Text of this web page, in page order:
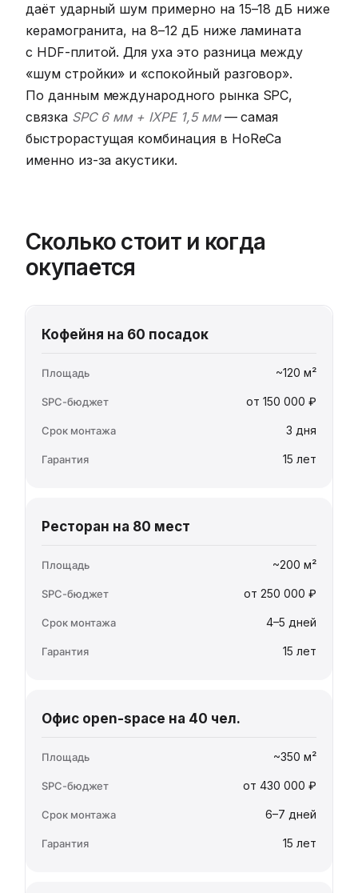
даёт ударный шум примерно на 15–18 дБ ниже
керамогранита, на 8–12 дБ ниже ламината
с HDF-плитой. Для уха это разница между
«шум стройки» и «спокойный разговор».
По данным международного рынка SPC,
связка SPC 6 мм + IXPE 1,5 мм— самая
быстрорастущая комбинация в HoReCa
именно из-за акустики.
Сколько стоит и когда
окупается
Кофейня на 60 посадок
~120 м²
от 150 000 ₽
3 дня
15 лет
Ресторан на 80 мест
~200 м²
от 250 000 ₽
4–5 дней
15 лет
Офис open-space на 40 чел.
~350 м²
от 430 000 ₽
6–7 дней
15 лет